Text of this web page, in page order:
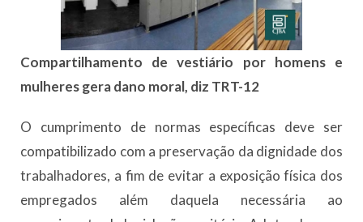
Compartilhamento de vestiário por homens e
mulheres gera dano moral, diz TRT-12
O cumprimento de normas específicas deve ser
compatibilizado com a preservação da dignidade dos
trabalhadores, a fim de evitar a exposição física dos
empregados além daquela necessária ao